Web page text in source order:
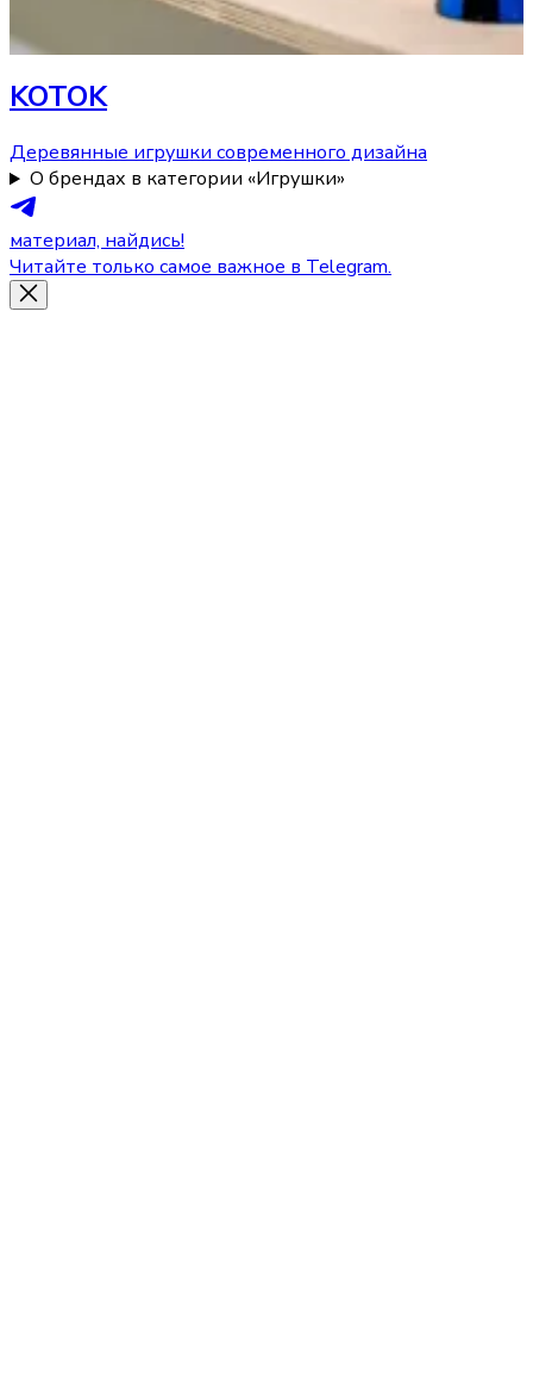
KOTOK
Деревянные игрушки современного дизайна
О брендах в категории «Игрушки»
материал, найдись!
Читайте только самое важное в Telegram.